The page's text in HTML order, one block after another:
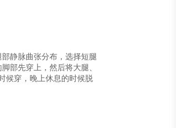
静脉曲张分布，选择短腿
部先穿上，然后将大腿、
候穿，晚上休息的时候脱